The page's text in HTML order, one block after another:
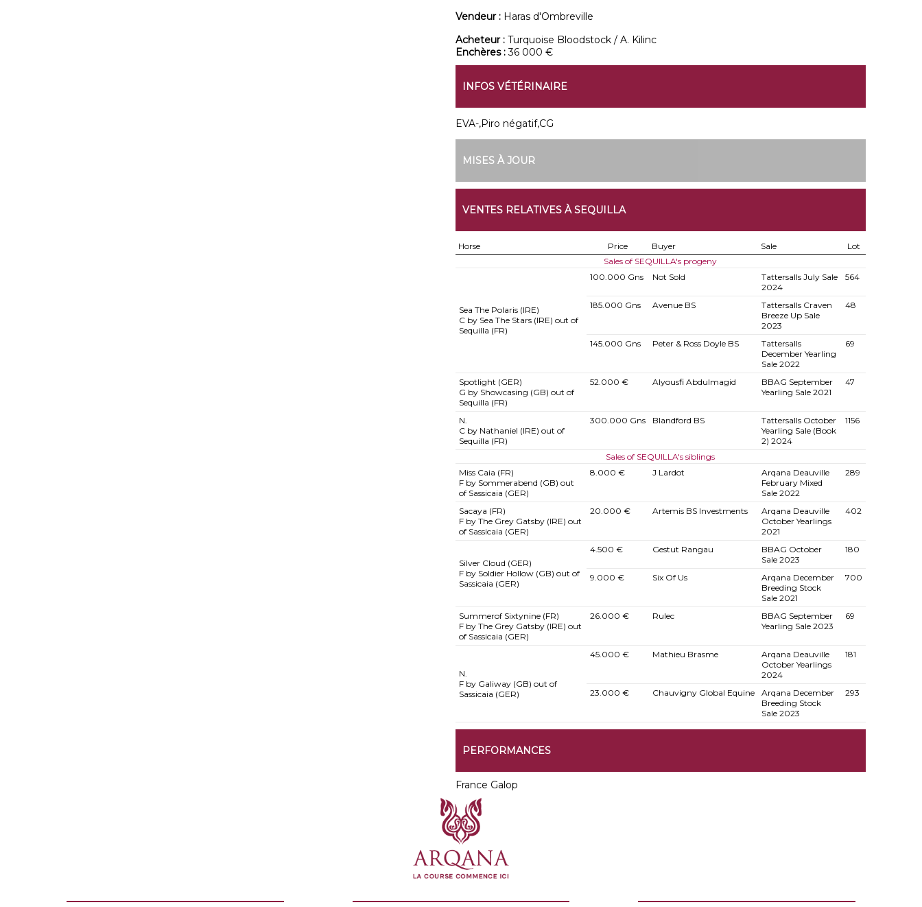
Vendeur : Haras d'Ombreville
Acheteur : Turquoise Bloodstock / A. Kilinc
Enchères :36 000 €
INFOS VÉTÉRINAIRE
EVA-,Piro négatif,CG
MISES À JOUR
VENTES RELATIVES À SEQUILLA
Horse Price Buyer Sale
Lot
Sales of SEQUILLA's progeny
Sea The Polaris (IRE)
C by Sea The Stars (IRE) out of
Sequilla (FR)
100.000 Gns Not Sold
Tattersalls July Sale
2024
564
185.000 Gns Avenue BS
Tattersalls Craven
Breeze Up Sale
2023
48
145.000 Gns Peter & Ross Doyle BS
Tattersalls
December Yearling
Sale 2022
69
Spotlight (GER)
G by Showcasing (GB) out of
Sequilla (FR)
52.000 € Alyousfi Abdulmagid
BBAG September
Yearling Sale 2021
47
N.
C by Nathaniel (IRE) out of
Sequilla (FR)
300.000 Gns Blandford BS
Tattersalls October
Yearling Sale (Book
2) 2024
1156
Sales of SEQUILLA's siblings
Miss Caia (FR)
F by Sommerabend (GB) out
of Sassicaia (GER)
8.000 € J Lardot
Arqana Deauville
February Mixed
Sale 2022
289
Sacaya (FR)
F by The Grey Gatsby (IRE) out
of Sassicaia (GER)
20.000 € Artemis BS Investments
Arqana Deauville
October Yearlings
2021
402
Silver Cloud (GER)
F by Soldier Hollow (GB) out of
Sassicaia (GER)
4.500 € Gestut Rangau
BBAG October
Sale 2023
180
9.000 € Six Of Us
Arqana December
Breeding Stock
Sale 2021
700
Summerof Sixtynine (FR)
F by The Grey Gatsby (IRE) out
of Sassicaia (GER)
26.000 € Rulec
BBAG September
Yearling Sale 2023
69
N.
F by Galiway (GB) out of
Sassicaia (GER)
45.000 € Mathieu Brasme
Arqana Deauville
October Yearlings
2024
181
23.000 € Chauvigny Global Equine
Arqana December
Breeding Stock
Sale 2023
293
PERFORMANCES
France Galop